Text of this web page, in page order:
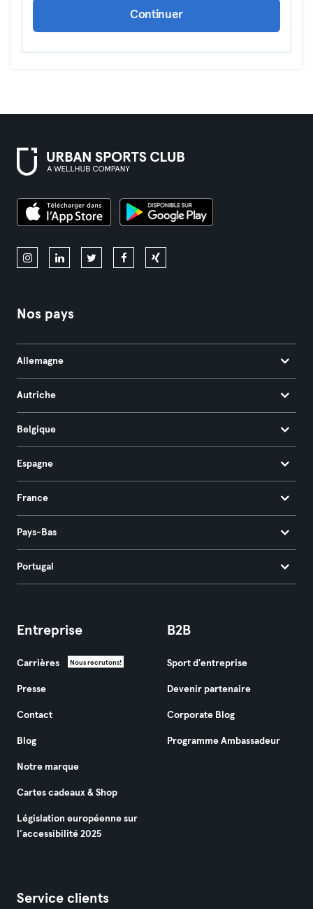
Continuer
Nos pays
Allemagne
Autriche
Belgique
Espagne
France
Pays-Bas
Portugal
Entreprise
Carrières Nous recrutons!
Presse
Contact
Blog
Notre marque
Cartes cadeaux & Shop
Législation européenne sur
l’accessibilité 2025
B2B
Sport d'entreprise
Devenir partenaire
Corporate Blog
Programme Ambassadeur
Service clients